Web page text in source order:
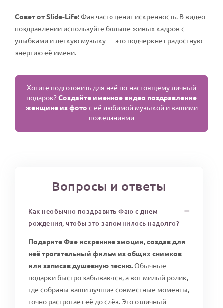
Совет от Slide-Life:Фая часто ценит искренность. В видео-
поздравлении используйте больше живых кадров с
улыбками и легкую музыку — это подчеркнет радостную
энергию её имени.
Хотите подготовить для неё по-настоящему личный
подарок?Создайте именное видео поздравление
женщине из фото с её любимой музыкой и вашими
пожеланиями
Вопросы и ответы
Как необычно поздравить Фаю с днем
рождения, чтобы это запомнилось надолго?
Подарите Фае искренние эмоции, создав для
неё трогательный фильм из общих снимков
или записав душевную песню.Обычные
подарки быстро забываются, а вот милый ролик,
где собраны ваши лучшие совместные моменты,
точно растрогает её до слёз. Это отличный